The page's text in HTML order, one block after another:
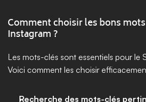
Comment choisir les bons
Instagram ?
Les mots-clés sont essentiels pour le
Voici comment les choisir
Recherche des mots-clés